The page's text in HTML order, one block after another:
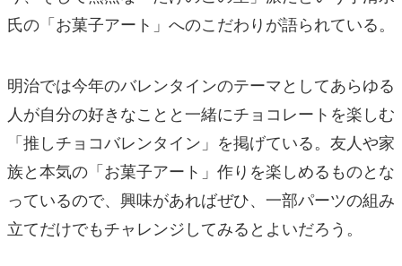
氏の「お菓子アート」へのこだわりが語られている。
明治では今年のバレンタインのテーマとしてあらゆる
人が自分の好きなことと一緒にチョコレートを楽しむ
「推しチョコバレンタイン」を掲げている。友人や家
族と本気の「お菓子アート」作りを楽しめるものとな
っているので、興味があればぜひ、一部パーツの組み
立てだけでもチャレンジしてみるとよいだろう。